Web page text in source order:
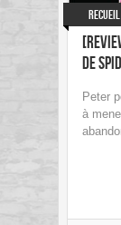
Recueil
de
Peter
à